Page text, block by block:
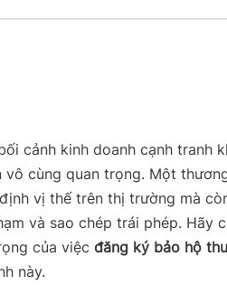
cảnh kinh doanh cạnh tranh
vô cùng quan trọng. Một
vị thế trên thị trường mà
và sao chép trái phép. Hãy
của việc đăng ký bảo hộ
này.